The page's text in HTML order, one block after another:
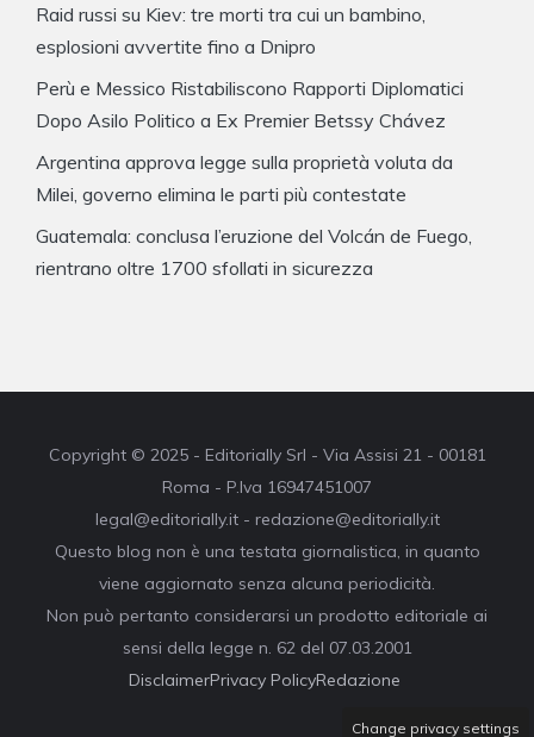
Raid russi su Kiev: tre morti tra cui un bambino,
esplosioni avvertite fino a Dnipro
Perù e Messico Ristabiliscono Rapporti Diplomatici
Dopo Asilo Politico a Ex Premier Betssy Chávez
Argentina approva legge sulla proprietà voluta da
Milei, governo elimina le parti più contestate
Guatemala: conclusa l’eruzione del Volcán de Fuego,
rientrano oltre 1700 sfollati in sicurezza
Copyright © 2025 - Editorially Srl - Via Assisi 21 - 00181
Roma - P.Iva 16947451007
legal@editorially.it - redazione@editorially.it
Questo blog non è una testata giornalistica, in quanto
viene aggiornato senza alcuna periodicità.
Non può pertanto considerarsi un prodotto editoriale ai
sensi della legge n. 62 del 07.03.2001
DisclaimerPrivacy PolicyRedazione
Change privacy settings